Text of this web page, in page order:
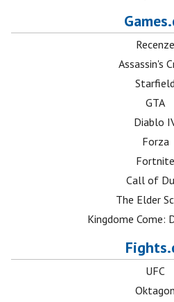
Recenze
Assassin's
GTA
Diablo
Forza
Fortnite
Call of
The Elder
Kingdome Come:
UFC
Oktagon